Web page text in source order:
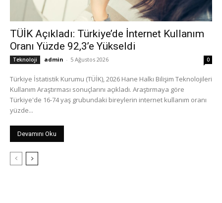
TÜİK Açıkladı: Türkiye’de İnternet Kullanım
Oranı Yüzde 92,3’e Yükseldi
Teknoloji admin - 5 Ağustos 2026 0
Türkiye İstatistik Kurumu (TÜİK), 2026 Hane Halkı Bilişim Teknolojileri
Kullanım Araştırması sonuçlarını açıkladı. Araştırmaya göre
Türkiye'de 16-74 yaş grubundaki bireylerin internet kullanım oranı
yüzde...
Devamını Oku